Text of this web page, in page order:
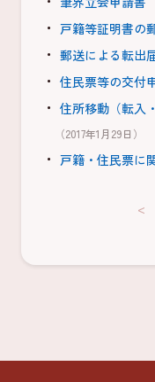
戸籍等証明書の
郵送による転出
住民票等の交付
住所移動（転入
（2017年1月29日）
戸籍・住民票に
<